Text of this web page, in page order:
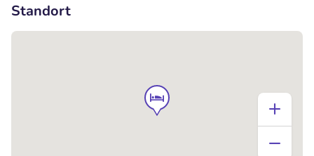
Standort